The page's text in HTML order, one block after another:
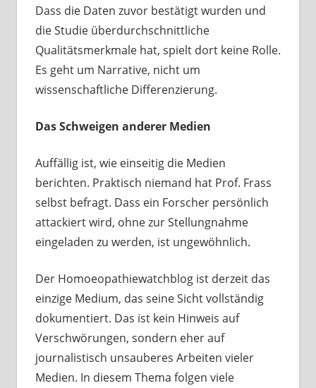
Dass die Daten zuvor bestätigt wurden und
die Studie überdurchschnittliche
Qualitätsmerkmale hat, spielt dort keine Rolle.
Es geht um Narrative, nicht um
wissenschaftliche Differenzierung.
Das Schweigen anderer Medien
Auffällig ist, wie einseitig die Medien
berichten. Praktisch niemand hat Prof. Frass
selbst befragt. Dass ein Forscher persönlich
attackiert wird, ohne zur Stellungnahme
eingeladen zu werden, ist ungewöhnlich.
Der Homoeopathiewatchblog ist derzeit das
einzige Medium, das seine Sicht vollständig
dokumentiert. Das ist kein Hinweis auf
Verschwörungen, sondern eher auf
journalistisch unsauberes Arbeiten vieler
Medien. In diesem Thema folgen viele